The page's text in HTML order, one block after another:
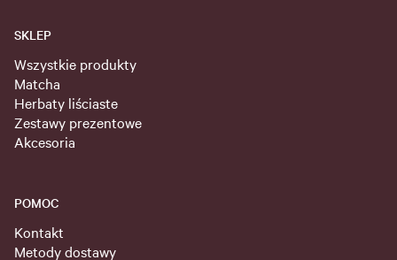
SKLEP
Wszystkie produkty
Matcha
Herbaty liściaste
Zestawy prezentowe
Akcesoria
POMOC
Kontakt
Metody dostawy